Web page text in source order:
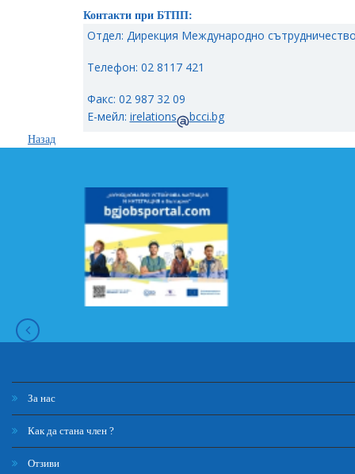
Контакти при БТПП:
Отдел: Дирекция Международно
Телефон: 02 8117 421
Факс: 02 987 32 09
Е-мейл: irelations bcci.bg
Назад
За нас
Как да стана член ?
Отзиви